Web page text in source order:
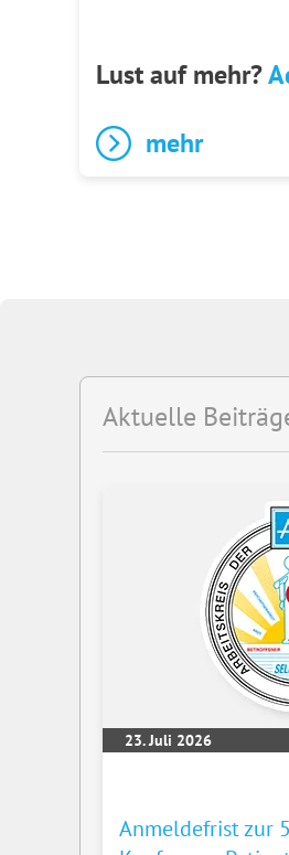
Lust auf mehr?
mehr
Aktuelle
23. Juli 2026
Anmeldefrist zur